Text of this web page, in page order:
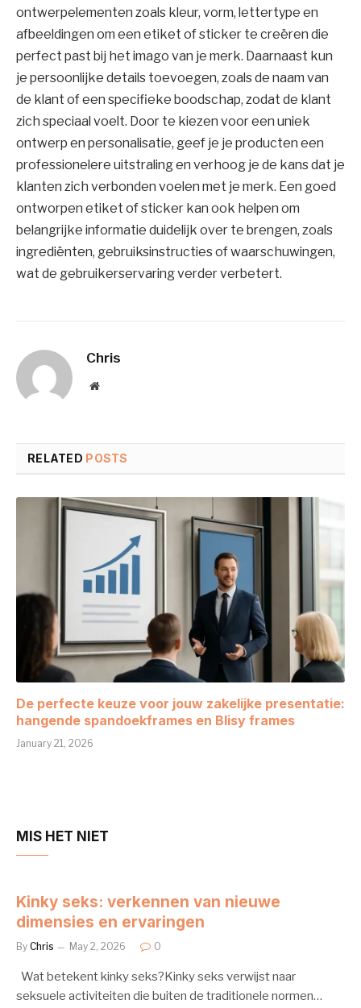
ontwerpelementen zoals kleur, vorm, lettertype en
afbeeldingen om een etiket of sticker te creëren die
perfect past bij het imago van je merk. Daarnaast kun
je persoonlijke details toevoegen, zoals de naam van
de klant of een specifieke boodschap, zodat de klant
zich speciaal voelt. Door te kiezen voor een uniek
ontwerp en personalisatie, geef je je producten een
professionelere uitstraling en verhoog je de kans dat je
klanten zich verbonden voelen met je merk. Een goed
ontworpen etiket of sticker kan ook helpen om
belangrijke informatie duidelijk over te brengen, zoals
ingrediënten, gebruiksinstructies of waarschuwingen,
wat de gebruikerservaring verder verbetert.
Chris
Website
RELATED POSTS
De perfecte keuze voor jouw zakelijke presentatie:
hangende spandoekframes en Blisy frames
January 21, 2026
MIS HET NIET
Kinky seks: verkennen van nieuwe
dimensies en ervaringen
By Chris May 2, 2026 0
Wat betekent kinky seks?Kinky seks verwijst naar
seksuele activiteiten die buiten de traditionele normen…